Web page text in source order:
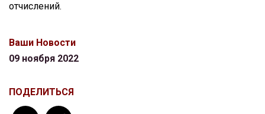
отчислений.
Ваши Новости
09 ноября 2022
ПОДЕЛИТЬСЯ